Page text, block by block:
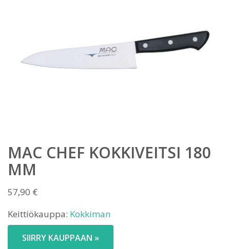
MAC CHEF KOKKIVEITSI 180
MM
57,90 €
Keittiökauppa: Kokkiman
SIIRRY KAUPPAAN »